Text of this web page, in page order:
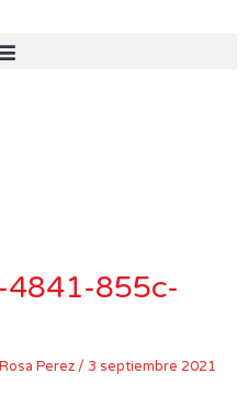
855c-
Perez / 3 septiembre 2021